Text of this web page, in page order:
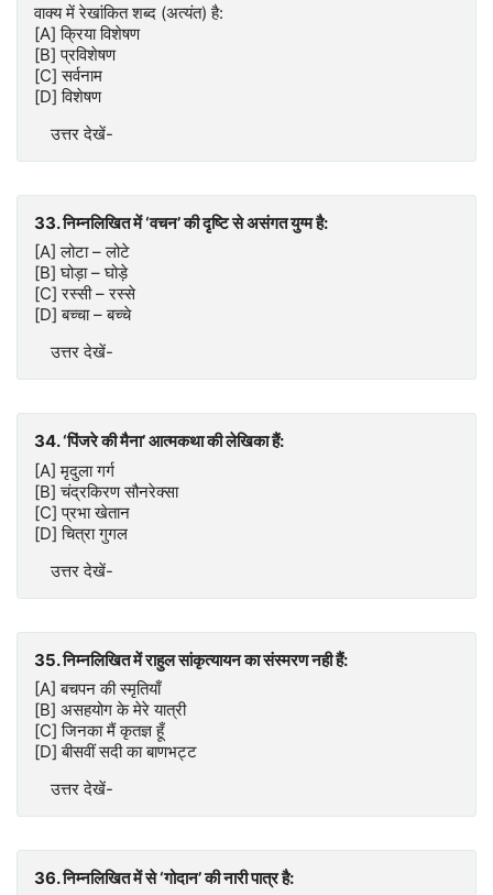
वाक्य में रेखांकित शब्द (अत्यंत) है:
[A] क्रिया विशेषण
[B] प्रविशेषण
[C] सर्वनाम
[D] विशेषण
उत्तर देखें-
33. निम्नलिखित में ‘वचन’ की दृष्टि से असंगत युग्म है:
[A] लोटा – लोटे
[B] घोड़ा – घोड़े
[C] रस्सी – रस्से
[D] बच्चा – बच्चे
उत्तर देखें-
34. ‘पिंजरे की मैना’ आत्मकथा की लेखिका हैं:
[A] मृदुला गर्ग
[B] चंद्रकिरण सौनरेक्सा
[C] प्रभा खेतान
[D] चित्रा गुगल
उत्तर देखें-
35. निम्नलिखित में राहुल सांकृत्यायन का संस्मरण नही हैं:
[A] बचपन की स्मृतियाँ
[B] असहयोग के मेरे यात्री
[C] जिनका मैं कृतज्ञ हूँ
[D] बीसवीं सदी का बाणभट्ट
उत्तर देखें-
36. निम्नलिखित में से ‘गोदान’ की नारी पात्र है: